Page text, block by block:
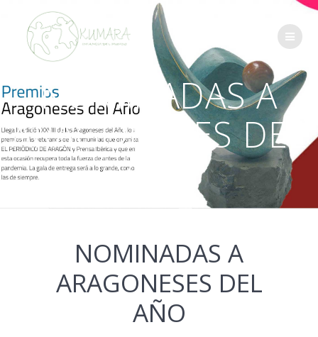
Saltar
al
contenido
NOMINADAS A
ARAGONESES DEL
AÑO
NOMINADAS A
ARAGONESES DEL
AÑO